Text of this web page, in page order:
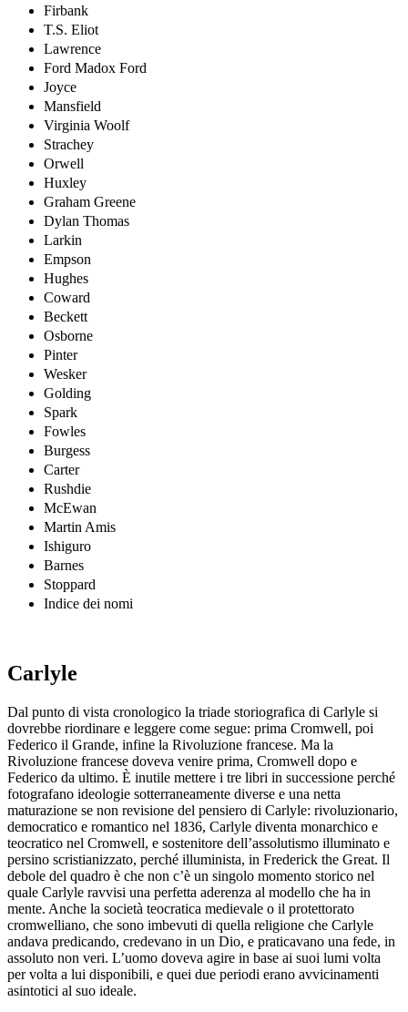
Firbank
T.S. Eliot
Lawrence
Ford Madox Ford
Joyce
Mansfield
Virginia Woolf
Strachey
Orwell
Huxley
Graham Greene
Dylan Thomas
Larkin
Empson
Hughes
Coward
Beckett
Osborne
Pinter
Wesker
Golding
Spark
Fowles
Burgess
Carter
Rushdie
McEwan
Martin Amis
Ishiguro
Barnes
Stoppard
Indice dei nomi
Carlyle
Dal punto di vista cronologico la triade storiografica di Carlyle si
dovrebbe riordinare e leggere come segue: prima Cromwell, poi
Federico il Grande, infine la Rivoluzione francese. Ma la
Rivoluzione francese doveva venire prima, Cromwell dopo e
Federico da ultimo. È inutile mettere i tre libri in successione perché
fotografano ideologie sotterraneamente diverse e una netta
maturazione se non revisione del pensiero di Carlyle: rivoluzionario,
democratico e romantico nel 1836, Carlyle diventa monarchico e
teocratico nel Cromwell, e sostenitore dell’assolutismo illuminato e
persino scristianizzato, perché illuminista, in Frederick the Great. Il
debole del quadro è che non c’è un singolo momento storico nel
quale Carlyle ravvisi una perfetta aderenza al modello che ha in
mente. Anche la società teocratica medievale o il protettorato
cromwelliano, che sono imbevuti di quella religione che Carlyle
andava predicando, credevano in un Dio, e praticavano una fede, in
assoluto non veri. L’uomo doveva agire in base ai suoi lumi volta
per volta a lui disponibili, e quei due periodi erano avvicinamenti
asintotici al suo ideale.